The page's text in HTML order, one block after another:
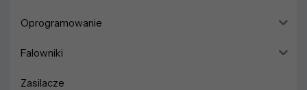
Oprogramowanie
Falowniki
Zasilacze